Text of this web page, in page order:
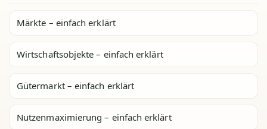
Märkte – einfach erklärt
Wirtschaftsobjekte – einfach erklärt
Gütermarkt – einfach erklärt
Nutzenmaximierung – einfach erklärt